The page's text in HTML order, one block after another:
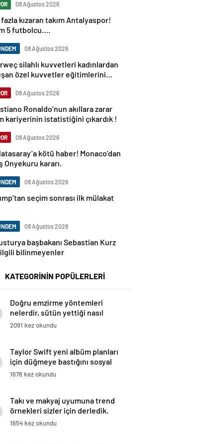
08 Ağustos 2026
kızaran takım Antalyaspor!
5 futbolcu….
08 Ağustos 2026
silahlı kuvvetleri kadınlardan
özel kuvvetler eğitimlerini
08 Ağustos 2026
Ronaldo’nun akıllara zarar
kariyerinin istatistiğini çıkardık !
08 Ağustos 2026
kötü haber! Monaco’dan
Onyekuru kararı.
08 Ağustos 2026
seçim sonrası ilk mülakat
08 Ağustos 2026
başbakanı Sebastian Kurz
bilinmeyenler
KATEGORİNİN POPÜLERLERİ
Doğru emzirme yöntemleri
nelerdir, sütün yettiği nasıl
anlaşılır?
2091 kez okundu
Taylor Swift yeni albüm planları
için düğmeye bastığını sosyal
medyadan duyurdu!
1678 kez okundu
Takı ve makyaj uyumuna trend
örnekleri sizler için derledik.
1654 kez okundu